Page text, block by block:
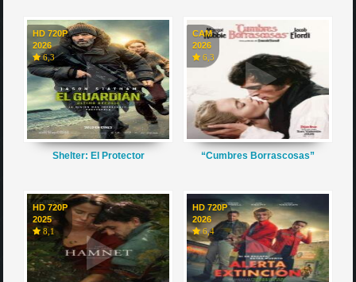
HD 720P
2026
6,3
Shelter: El Protector
CAM
2026
6,3
“Cumbres Borrascosas”
HD 720P
2025
8,1
HD 720P
2026
6,4